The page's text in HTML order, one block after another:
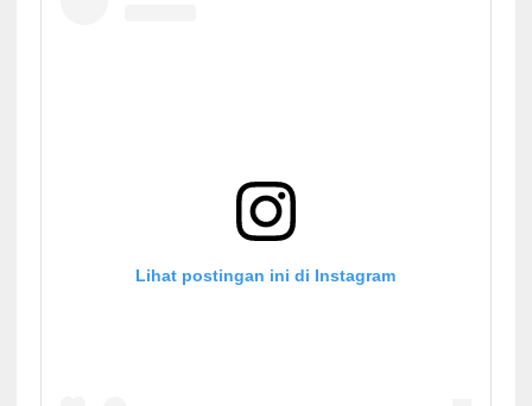
Lihat postingan ini di Instagram